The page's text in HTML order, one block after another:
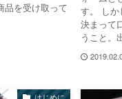
品を受け取って
す。 し
決まって
うこと。